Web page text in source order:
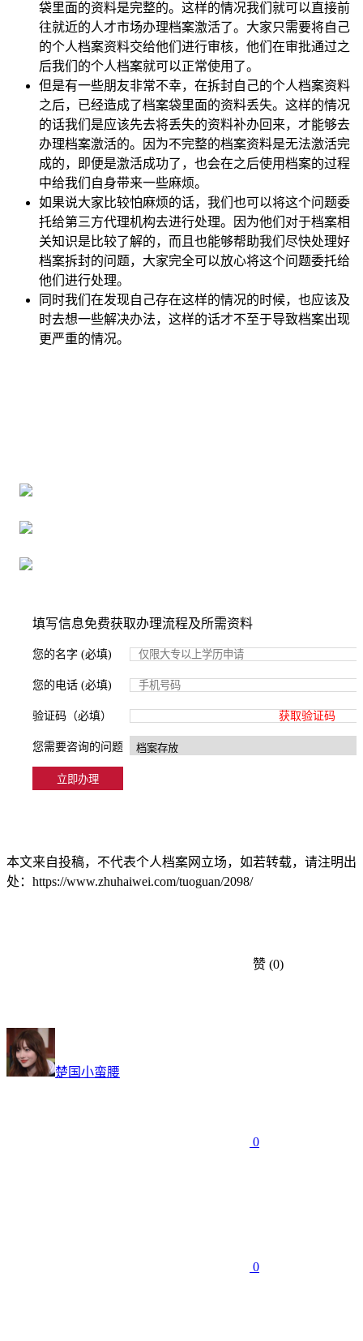
袋里面的资料是完整的。这样的情况我们就可以直接前
往就近的人才市场办理档案激活了。大家只需要将自己
的个人档案资料交给他们进行审核，他们在审批通过之
后我们的个人档案就可以正常使用了。
但是有一些朋友非常不幸，在拆封自己的个人档案资料
之后，已经造成了档案袋里面的资料丢失。这样的情况
的话我们是应该先去将丢失的资料补办回来，才能够去
办理档案激活的。因为不完整的档案资料是无法激活完
成的，即便是激活成功了，也会在之后使用档案的过程
中给我们自身带来一些麻烦。
如果说大家比较怕麻烦的话，我们也可以将这个问题委
托给第三方代理机构去进行处理。因为他们对于档案相
关知识是比较了解的，而且也能够帮助我们尽快处理好
档案拆封的问题，大家完全可以放心将这个问题委托给
他们进行处理。
同时我们在发现自己存在这样的情况的时候，也应该及
时去想一些解决办法，这样的话才不至于导致档案出现
更严重的情况。
填写信息免费获取办理流程及所需资料
您的名字 (必填)
您的电话 (必填)
验证码（必填） 获取验证码
您需要咨询的问题
本文来自投稿，不代表个人档案网立场，如若转载，请注明出
处：https://www.zhuhaiwei.com/tuoguan/2098/
赞 (0)
楚国小蛮腰
0
0